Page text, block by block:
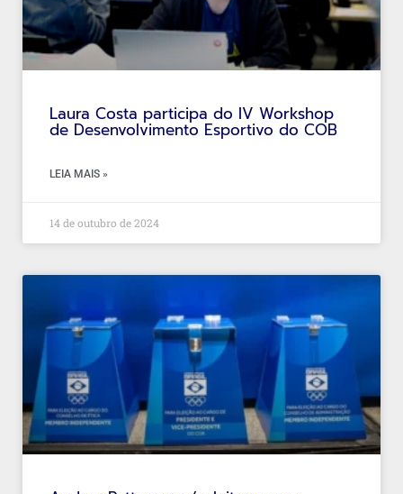
Laura Costa participa do IV Workshop
de Desenvolvimento Esportivo do COB
LEIA MAIS »
14 de outubro de 2024